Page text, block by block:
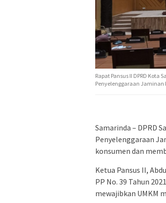
Rapat Pansus II DPRD
Penyelenggaraan
Samarinda – DPRD
Penyelenggaraan
konsumen dan
Ketua Pansus II,
PP No. 39 Tahun
mewajibkan UMKM